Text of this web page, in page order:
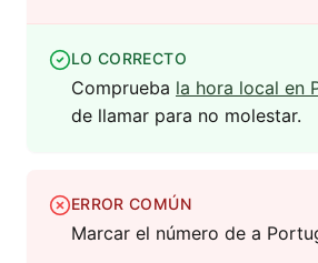
LO CORRECTO
Comprueba la hora local en
de llamar para no molestar.
ERROR COMÚN
Marcar el número de a